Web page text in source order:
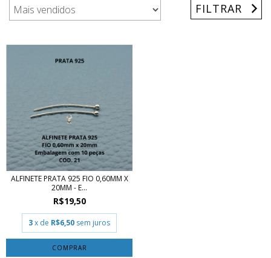
FILTRAR
ALFINETE PRATA 925 FIO 0,60MM X
20MM - E...
R$19,50
3x de R$6,50 sem juros